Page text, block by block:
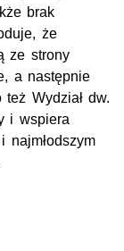
brak
że
ze strony
a następnie
Wydział dw.
i wspiera
najmłodszym